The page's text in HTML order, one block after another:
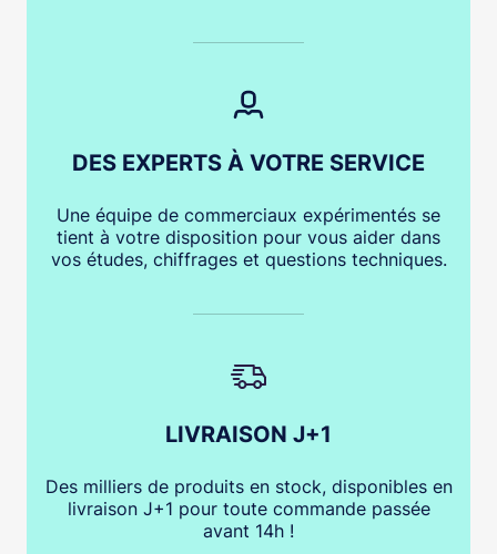
DES EXPERTS À VOTRE SERVICE
Une équipe de commerciaux expérimentés se
tient à votre disposition pour vous aider dans
vos études, chiffrages et questions techniques.
LIVRAISON J+1
Des milliers de produits en stock, disponibles en
livraison J+1 pour toute commande passée
avant 14h !